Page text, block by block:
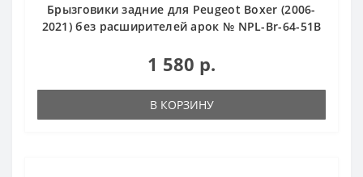
Брызговики задние для Peugeot Boxer (2006-
2021) без расширителей арок № NPL-Br-64-51B
1 580 р.
В КОРЗИНУ